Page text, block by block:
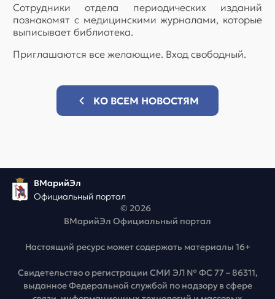
Сотрудники отдела периодических изданий
познакомят с медицинскими журналами, которые
выписывает библиотека.
Приглашаются все желающие. Вход свободный.
КО ВСЕМ НОВОСТЯМ
ВМарийЭл
Официальный портал
© 2026
ВМарийЭл Официальный портал
Настоящий ресурс может содержать материалы 16+
Свидетельство о регистрации СМИ ЭЛ № ФС 77 – 86311,
выданное Федеральной службой по надзору в сфере